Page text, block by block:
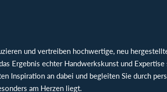
und vertreiben hochwertige, neu
Ergebnis echter Handwerkskunst und
Inspiration an dabei und begleiten Sie durch
am Herzen liegt.